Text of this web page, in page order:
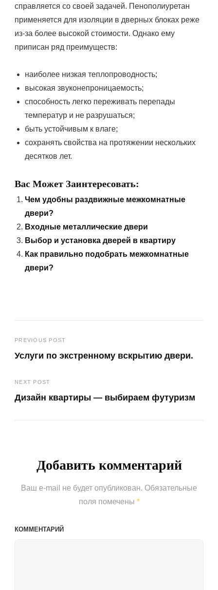
справляется со своей задачей. Пенополиуретан
применяется для изоляции в дверных блоках реже
из-за более высокой стоимости. Однако ему
приписан ряд преимуществ:
наиболее низкая теплопроводность;
высокая звуконепроницаемость;
способность легко переживать перепады
температур и не разрушаться;
быть устойчивым к влаге;
сохранять свойства на протяжении нескольких
десятков лет.
Вас Может Заинтересовать:
Чем удобны раздвижные межкомнатные
двери?
Входные металлические двери
Выбор и установка дверей в квартиру
Как правильно подобрать межкомнатные
двери?
Навигация
по
записям
PREVIOUS POST
Услуги по экстренному вскрытию двери.
Post
NEXT POST
Дизайн квартиры — выбираем футуризм
Добавить комментарий
Ваш e-mail не будет опубликован. Обязательные
поля помечены *
КОММЕНТАРИЙ